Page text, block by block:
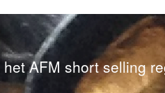
AFM short selling